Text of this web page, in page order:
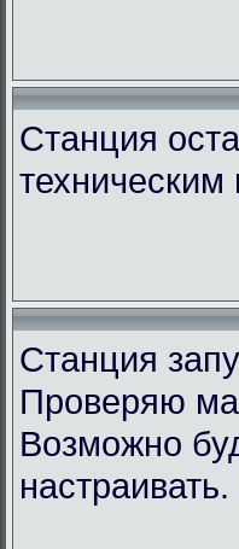
Станция
Станция
Проверяю
Возможно